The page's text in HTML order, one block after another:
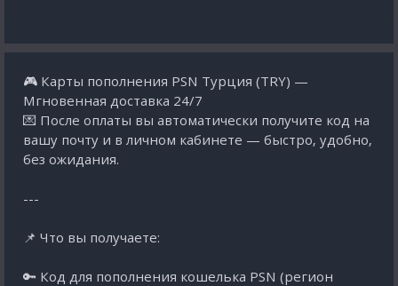
🎮 Карты пополнения PSN Турция (TRY) —
Мгновенная доставка 24/7
💌 После оплаты вы автоматически получите код на
вашу почту и в личном кабинете — быстро, удобно,
без ожидания.
---
📌 Что вы получаете:
🔑 Код для пополнения кошелька PSN (регион